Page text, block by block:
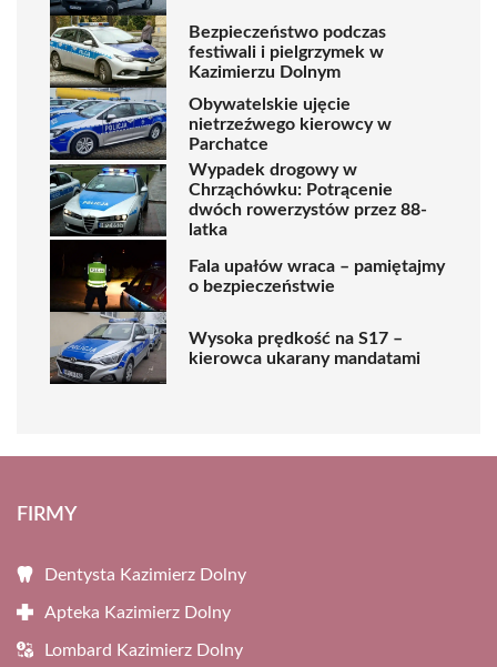
Bezpieczeństwo podczas
festiwali i pielgrzymek w
Kazimierzu Dolnym
Obywatelskie ujęcie
nietrzeźwego kierowcy w
Parchatce
Wypadek drogowy w
Chrząchówku: Potrącenie
dwóch rowerzystów przez 88-
latka
Fala upałów wraca – pamiętajmy
o bezpieczeństwie
Wysoka prędkość na S17 –
kierowca ukarany mandatami
FIRMY
Dentysta Kazimierz Dolny
Apteka Kazimierz Dolny
Lombard Kazimierz Dolny